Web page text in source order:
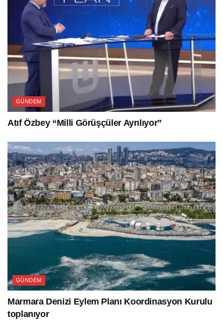
GÜNDEM
Atıf Özbey “Milli Görüşçüler Ayrılıyor”
GÜNDEM
Marmara Denizi Eylem Planı Koordinasyon Kurulu
toplanıyor